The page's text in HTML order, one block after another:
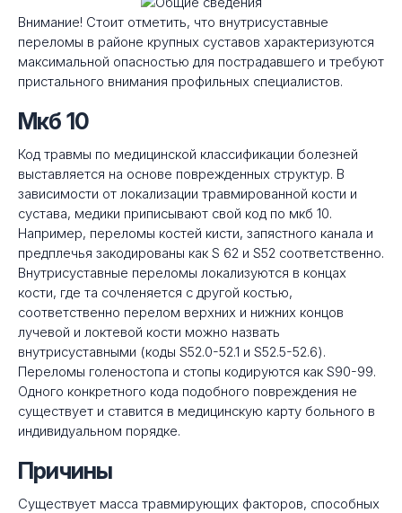
Внимание! Стоит отметить, что внутрисуставные
переломы в районе крупных суставов характеризуются
максимальной опасностью для пострадавшего и требуют
пристального внимания профильных специалистов.
Мкб 10
Код травмы по медицинской классификации болезней
выставляется на основе поврежденных структур. В
зависимости от локализации травмированной кости и
сустава, медики приписывают свой код по мкб 10.
Например, переломы костей кисти, запястного канала и
предплечья закодированы как S 62 и S52 соответственно.
Внутрисуставные переломы локализуются в концах
кости, где та сочленяется с другой костью,
соответственно перелом верхних и нижних концов
лучевой и локтевой кости можно назвать
внутрисуставными (коды S52.0-52.1 и S52.5-52.6).
Переломы голеностопа и стопы кодируются как S90-99.
Одного конкретного кода подобного повреждения не
существует и ставится в медицинскую карту больного в
индивидуальном порядке.
Причины
Существует масса травмирующих факторов, способных